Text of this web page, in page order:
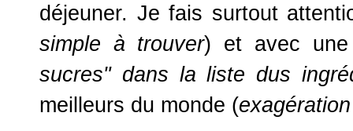
déjeuner. Je fais surtout
simple à trouver) et avec une
sucres" dans la liste dus
meilleurs du monde (